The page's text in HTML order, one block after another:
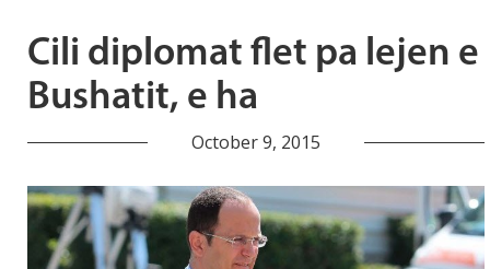
Cili diplomat flet pa lejen e
Bushatit, e ha
October 9, 2015